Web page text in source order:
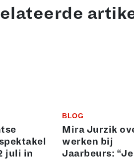
juli in
BLOG
Mira Jurzik
werken bij
Jaarbeurs: “Je